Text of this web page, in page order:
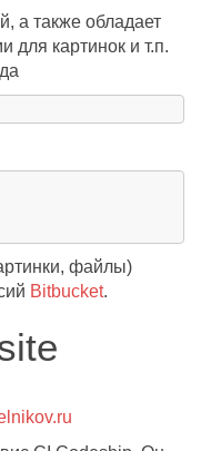
а также обладает
для картинок и т.п.
файлы)
Bitbucket.